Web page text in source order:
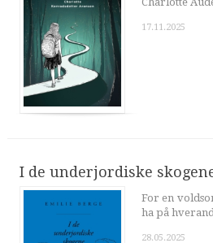
17.11.2025
I de underjordiske
For en
ha på
28.05.2025